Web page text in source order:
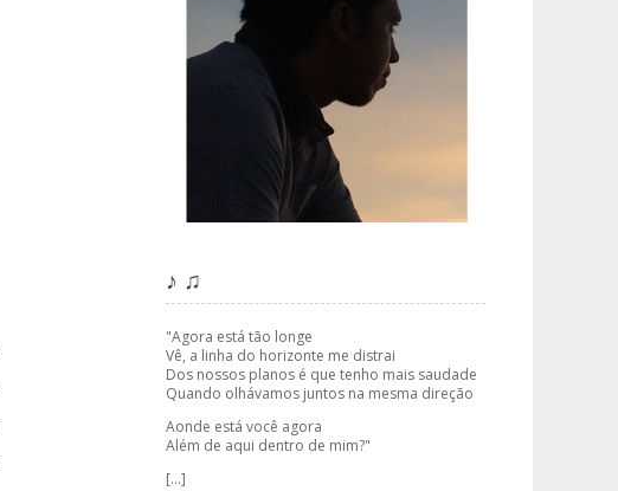
♪ ♫
"Agora está tão longe
Vê, a linha do horizonte me distrai
Dos nossos planos é que tenho mais saudade
Quando olhávamos juntos na mesma direção
Aonde está você agora
Além de aqui dentro de mim?"
[...]